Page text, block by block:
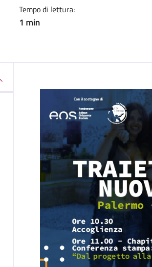
Tempo di lettura:
1 min